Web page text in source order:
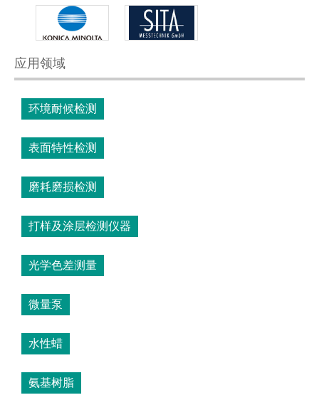
应用领域
环境耐候检测
表面特性检测
磨耗磨损检测
打样及涂层检测仪器
光学色差测量
微量泵
水性蜡
氨基树脂